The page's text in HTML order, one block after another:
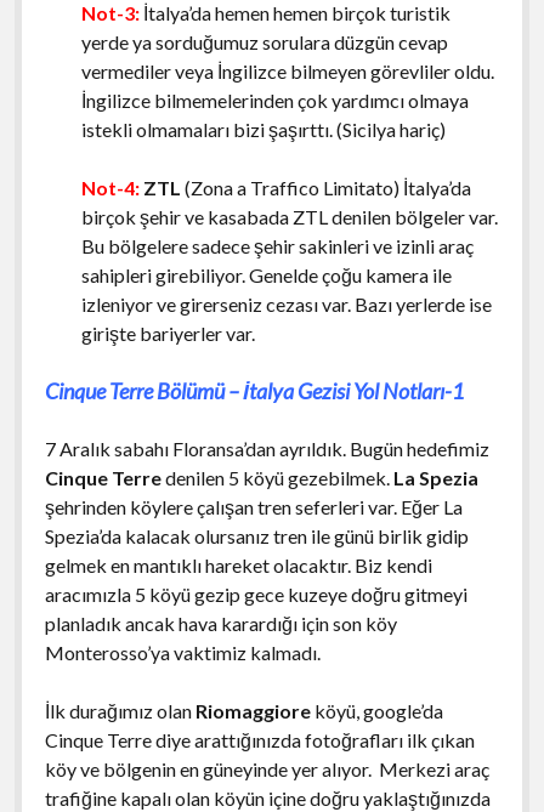
Not-3:İtalya’da hemen hemen birçok turistik
yerde ya sorduğumuz sorulara düzgün cevap
vermediler veya İngilizce bilmeyen görevliler oldu.
İngilizce bilmemelerinden çok yardımcı olmaya
istekli olmamaları bizi şaşırttı. (Sicilya hariç)
Not-4:ZTL (Zona a Traffico Limitato) İtalya’da
birçok şehir ve kasabada ZTL denilen bölgeler var.
Bu bölgelere sadece şehir sakinleri ve izinli araç
sahipleri girebiliyor. Genelde çoğu kamera ile
izleniyor ve girerseniz cezası var. Bazı yerlerde ise
girişte bariyerler var.
Cinque Terre Bölümü – İtalya Gezisi Yol Notları-1
7 Aralık sabahı Floransa’dan ayrıldık. Bugün hedefimiz
Cinque Terredenilen 5 köyü gezebilmek. La Spezia
şehrinden köylere çalışan tren seferleri var. Eğer La
Spezia’da kalacak olursanız tren ile günü birlik gidip
gelmek en mantıklı hareket olacaktır. Biz kendi
aracımızla 5 köyü gezip gece kuzeye doğru gitmeyi
planladık ancak hava karardığı için son köy
Monterosso’ya vaktimiz kalmadı.
İlk durağımız olan Riomaggiore köyü, google’da
Cinque Terre diye arattığınızda fotoğrafları ilk çıkan
köy ve bölgenin en güneyinde yer alıyor. Merkezi araç
trafiğine kapalı olan köyün içine doğru yaklaştığınızda